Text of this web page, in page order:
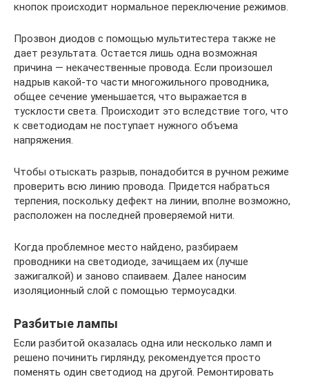
кнопок происходит нормальное переключение режимов.
Прозвон диодов с помощью мультитестера также не
дает результата. Остается лишь одна возможная
причина — некачественные провода. Если произошел
надрыв какой-то части многожильного проводника,
общее сечение уменьшается, что выражается в
тусклости света. Происходит это вследствие того, что
к светодиодам не поступает нужного объема
напряжения.
Чтобы отыскать разрыв, понадобится в ручном режиме
проверить всю линию провода. Придется набраться
терпения, поскольку дефект на линии, вполне возможно,
расположен на последней проверяемой нити.
Когда проблемное место найдено, разбираем
проводники на светодиоде, зачищаем их (лучше
зажигалкой) и заново спаиваем. Далее наносим
изоляционный слой с помощью термоусадки.
Разбитые лампы
Если разбитой оказалась одна или несколько ламп и
решено починить гирлянду, рекомендуется просто
поменять один светодиод на другой. Ремонтировать